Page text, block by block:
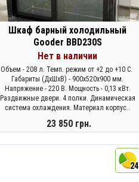
Шкаф барный холодильный
Gooder BBD230S
Нет в наличии
Объем - 208 л. Темп. режим от +2 до +10 С.
Габариты (ДхШхВ) - 900х520х900 мм.
Напряжение - 220 В. Мощность - 0,13 кВт.
Раздвижные двери. 4 полки. Динамическая
система охлаждения. Материал корпус..
23 850 грн.
24